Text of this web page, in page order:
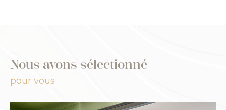
Nous avons sélectionné
pour vous